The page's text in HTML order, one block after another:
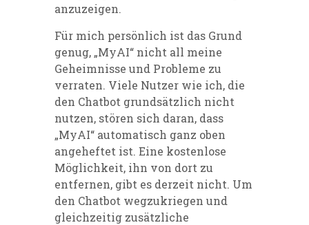
anzuzeigen.
Für mich persönlich ist das Grund
genug, „MyAI“ nicht all meine
Geheimnisse und Probleme zu
verraten. Viele Nutzer wie ich, die
den Chatbot grundsätzlich nicht
nutzen, stören sich daran, dass
„MyAI“ automatisch ganz oben
angeheftet ist. Eine kostenlose
Möglichkeit, ihn von dort zu
entfernen, gibt es derzeit nicht. Um
den Chatbot wegzukriegen und
gleichzeitig zusätzliche